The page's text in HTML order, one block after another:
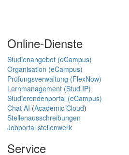
Online-Dienste
Studienangebot (eCampus)
Organisation (eCampus)
Prüfungsverwaltung (FlexNow)
Lernmanagement (Stud.IP)
Studierendenportal (eCampus)
Chat AI (Academic Cloud)
Stellenausschreibungen
Jobportal stellenwerk
Service